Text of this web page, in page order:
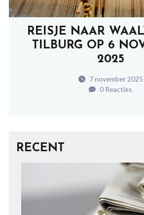
REISJE NAAR
TILBURG OP 6
2025
7 november 2025
0 Reacties
RECENT